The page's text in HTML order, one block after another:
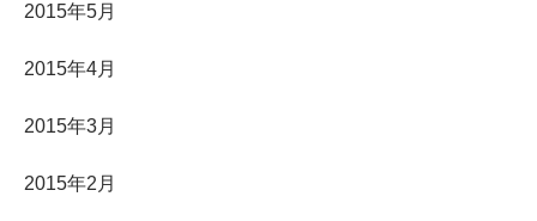
2015年5月
2015年4月
2015年3月
2015年2月